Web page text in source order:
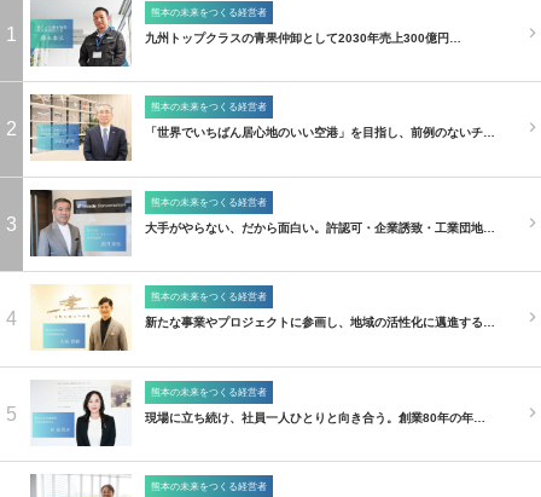
1
熊本の未来をつくる経営者
九州トップクラスの青果仲卸として2030年売上300億円…
2
熊本の未来をつくる経営者
「世界でいちばん居心地のいい空港」を目指し、前例のないチ…
3
熊本の未来をつくる経営者
大手がやらない、だから面白い。許認可・企業誘致・工業団地…
4
熊本の未来をつくる経営者
新たな事業やプロジェクトに参画し、地域の活性化に邁進する…
5
熊本の未来をつくる経営者
現場に立ち続け、社員一人ひとりと向き合う。創業80年の年…
熊本の未来をつくる経営者